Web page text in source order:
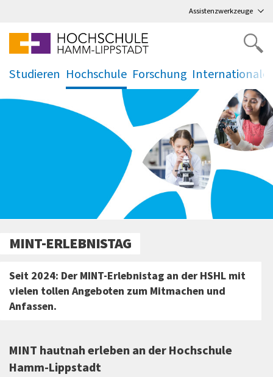
Assistenzwerkzeuge
Studieren Hochschule
.
Forschung
. .
MINT-ERLEBNISTAG
Seit 2024: Der MINT-Erlebnistag an der HSHL mit
vielen tollen Angeboten zum Mitmachen und
Anfassen.
MINT hautnah erleben an der Hochschule
Hamm-Lippstadt